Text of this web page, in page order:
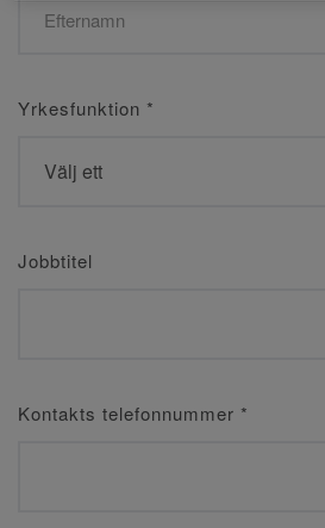
Yrkesfunktion *
Jobbtitel
Kontakts telefonnummer *